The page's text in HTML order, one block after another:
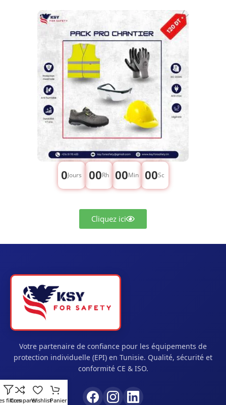
0Jours 00Rh 00Min 00Sc
Cliquez ici
filtres
ComparerWishlistPanier
Votre partenaire de confiance pour les équipements de
protection individuelle (EPI) en Tunisie. Qualité, sécurité et
conformité CE & ISO.